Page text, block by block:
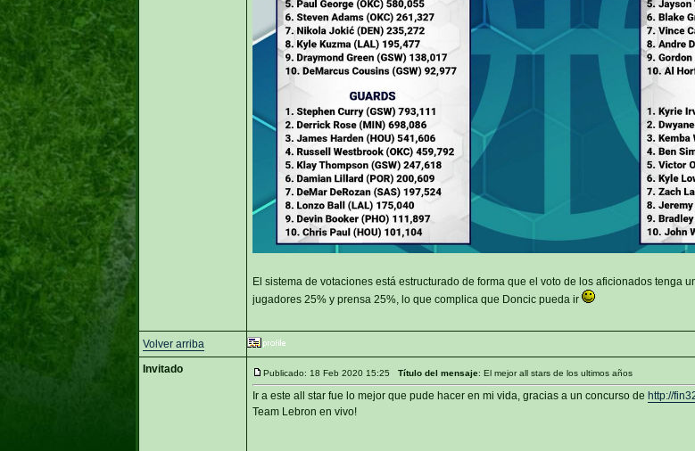
El sistema de votaciones está estructurado de forma que el voto de los aficionados tenga
jugadores 25% y prensa 25%, lo que complica que Doncic pueda ir
Volver arriba
Invitado
Publicado: 18 Feb 2020 15:25 Título del mensaje: El mejor all stars de los ultimos años
Ir a este all star fue lo mejor que pude hacer en mi vida, gracias a un concurso de http://
Team Lebron en vivo!